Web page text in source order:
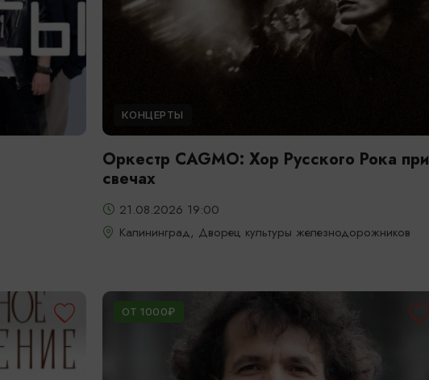
КОНЦЕРТЫ
Оркестр CAGMO: Хор Русского Рока при
свечах
21.08.2026 19:00
Калининград, Дворец культуры железнодорожников
ОТ 1000₽